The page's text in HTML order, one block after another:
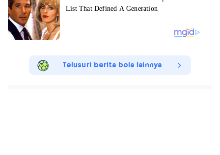
Telusuri berita bola lainnya